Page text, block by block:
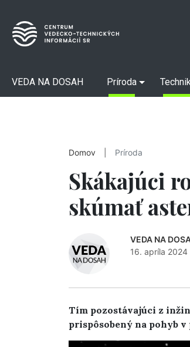
VEDA NA DOSAH Príroda
Domov Príroda
Skákajúci
skúmať
VEDA NA
16. apríla 2024
Tím pozostávajúci z
prispôsobený na pohyb